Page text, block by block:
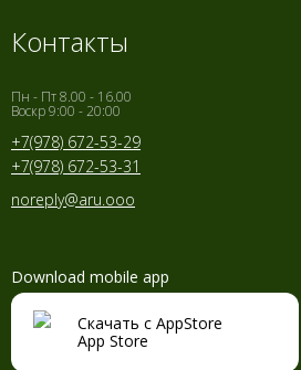
Контакты
Пн - Пт 8.00 - 16.00
Воскр 9:00 - 20:00
+7(978) 672-53-29
+7(978) 672-53-31
noreply@aru.ooo
Download mobile app
Скачать с AppStore
App Store